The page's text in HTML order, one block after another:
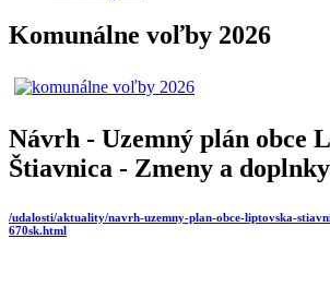
Komunálne voľby 2026
Návrh - Uzemný plán obce
Štiavnica - Zmeny a
/udalosti/aktuality/navrh-uzemny-plan-obce-liptovska-
670sk.html